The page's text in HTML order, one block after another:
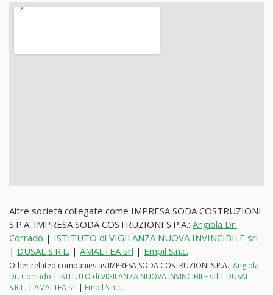
Altre società collegate come IMPRESA SODA COSTRUZIONI
S.P.A. IMPRESA SODA COSTRUZIONI S.P.A.: Angiola Dr.
Corrado | ISTITUTO di VIGILANZA NUOVA INVINCIBILE srl
| DUSAL S.R.L. | AMALTEA srl | Empil S.n.c.
Other related companies as IMPRESA SODA COSTRUZIONI S.P.A.: Angiola
Dr. Corrado | ISTITUTO di VIGILANZA NUOVA INVINCIBILE srl | DUSAL
S.R.L. | AMALTEA srl | Empil S.n.c.